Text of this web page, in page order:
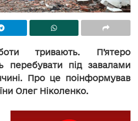
тривають. П’ятеро
перебувати під завалами
Про це поінформував
Олег Ніколенко.